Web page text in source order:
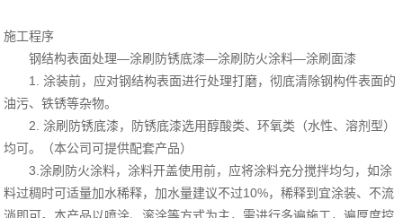
施工程序
钢结构表面处理—涂刷防锈底漆—涂刷防火涂料—涂刷面漆
1. 涂装前，应对钢结构表面进行处理打磨，彻底清除钢构件表面的
油污、铁锈等杂物。
2. 涂刷防锈底漆，防锈底漆选用醇酸类、环氧类（水性、溶剂型）
均可。（本公司可提供配套产品）
3.涂刷防火涂料，涂料开盖使用前，应将涂料充分搅拌均匀，如涂
料过稠时可适量加水稀释，加水量建议不过10%，稀释到宜涂装、不流
淌即可。本产品以喷涂、滚涂等方式为主，需进行多遍施工，遍厚度控